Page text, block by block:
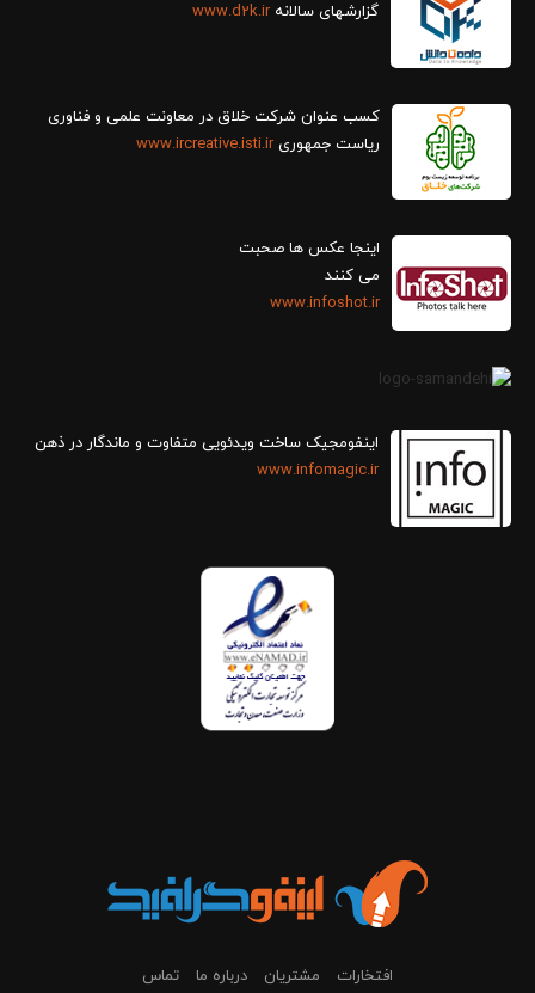
گزارش‎های سالانه
www.d2k.ir
کسب عنوان شرکت خلاق در معاونت علمی و فناوری
ریاست جمهوریwww.ircreative.isti.ir
اینجا عکس ها صحبت
می کنند
www.infoshot.ir
اینفومجیک ساخت ویدئویی متفاوت و ماندگار در ذهن
www.infomagic.ir
افتخارات مشتریان درباره ما تماس